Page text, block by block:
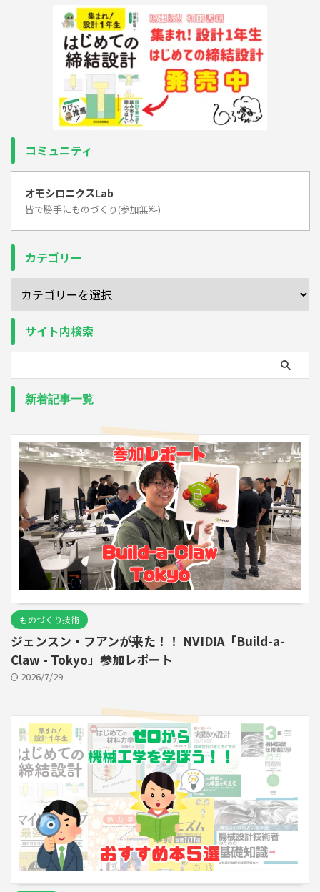
コミュニティ
オモシロニクスLab
皆で勝手にものづくり(参加無料)
カテゴリー
サイト内検索
新着記事一覧
ものづくり技術
ジェンスン・フアンが来た！！ NVIDIA「Build-a-
Claw - Tokyo」参加レポート
2026/7/29